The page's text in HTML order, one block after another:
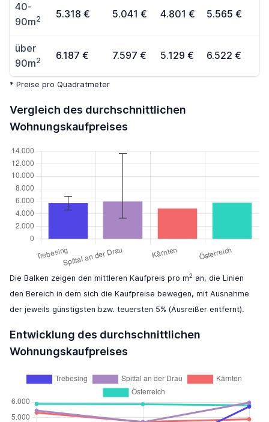
40-
90m2 5.318 € 5.041 € 4.801 € 5.565 €
über
90m2 6.187 € 7.597 € 5.129 € 6.522 €
* Preise pro Quadratmeter
Vergleich des durchschnittlichen
Wohnungskaufpreises
Die Balken zeigen den mittleren Kaufpreis pro m2 an, die Linien
den Bereich in dem sich die Kaufpreise bewegen, mit Ausnahme
der jeweils günstigsten bzw. teuersten 5% (Ausreißer entfernt).
Entwicklung des durchschnittlichen
Wohnungskaufpreises